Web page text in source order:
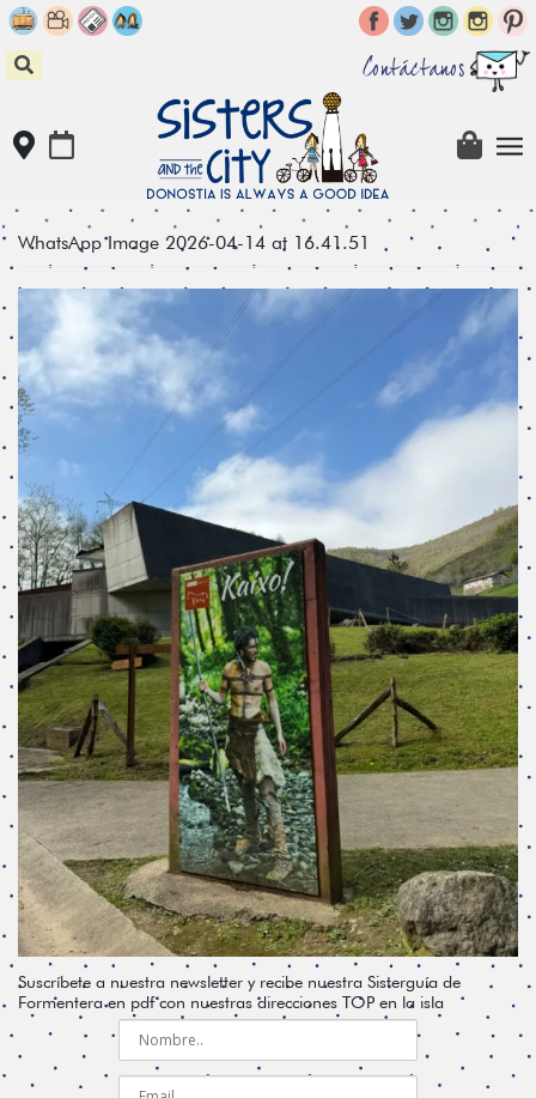
Skip
to
content
Contáctanos
WhatsApp Image 2026-04-14 at 16.41.51
Suscríbete a nuestra newsletter y recibe nuestra Sisterguía de
Formentera en pdf con nuestras direcciones TOP en la isla